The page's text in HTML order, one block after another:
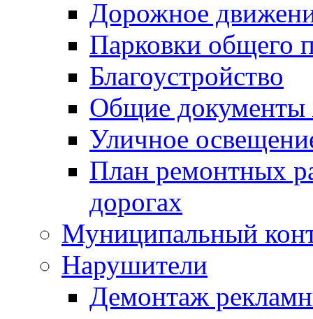
Дорожное
Парковки общего
Благоустройство
Общие
Уличное
План ремонтных
дорогах
Муниципальный
Нарушители
Демонтаж